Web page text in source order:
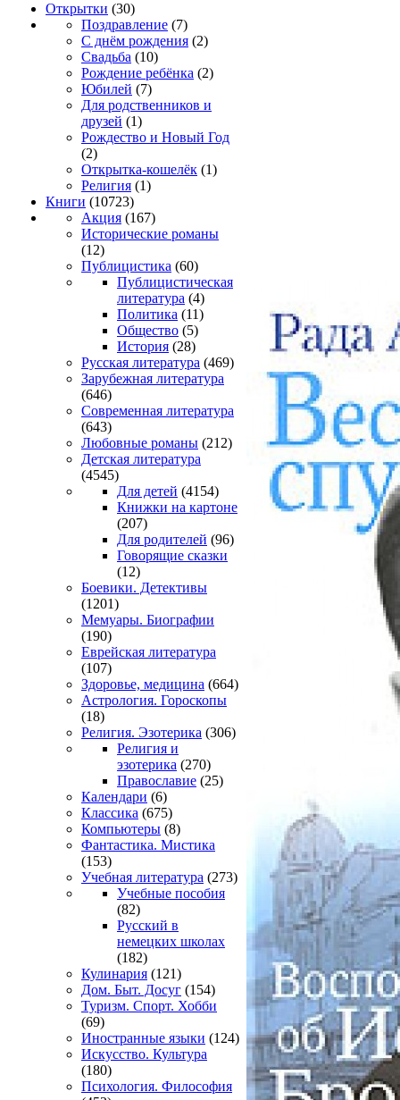
Открытки (30)
Поздравление (7)
С днём рождения (2)
Свадьба (10)
Рождение ребёнка (2)
Юбилей (7)
Для родственников и
друзей (1)
Рождество и Новый Год
(2)
Открытка-кошелёк (1)
Религия (1)
Книги (10723)
Акция (167)
Исторические романы
(12)
Публицистика (60)
Публицистическая
литература (4)
Политика (11)
Общество (5)
История (28)
Русская литература (469)
Зарубежная литература
(646)
Современная литература
(643)
Любовные романы (212)
Детская литература
(4545)
Для детей (4154)
Книжки на картоне
(207)
Для родителей (96)
Говорящие сказки
(12)
Боевики. Детективы
(1201)
Мемуары. Биографии
(190)
Еврейская литература
(107)
Здоровье, медицина (664)
Астрология. Гороскопы
(18)
Религия. Эзотерика (306)
Религия и
эзотерика (270)
Православие (25)
Календари (6)
Классика (675)
Компьютеры (8)
Фантастика. Мистика
(153)
Учебная литература (273)
Учебные пособия
(82)
Русский в
немецких школах
(182)
Кулинария (121)
Дом. Быт. Досуг (154)
Туризм. Спорт. Хобби
(69)
Иностранные языки (124)
Искусство. Культура
(180)
Психология. Философия